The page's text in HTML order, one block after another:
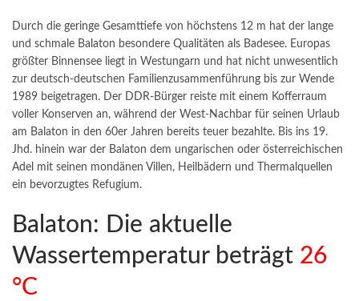
Durch die geringe Gesamttiefe von höchstens 12 m hat der lange
und schmale Balaton besondere Qualitäten als Badesee. Europas
größter Binnensee liegt in Westungarn und hat nicht unwesentlich
zur deutsch-deutschen Familienzusammenführung bis zur Wende
1989 beigetragen. Der DDR-Bürger reiste mit einem Kofferraum
voller Konserven an, während der West-Nachbar für seinen Urlaub
am Balaton in den 60er Jahren bereits teuer bezahlte. Bis ins 19.
Jhd. hinein war der Balaton dem ungarischen oder österreichischen
Adel mit seinen mondänen Villen, Heilbädern und Thermalquellen
ein bevorzugtes Refugium.
Balaton: Die aktuelle
Wassertemperatur beträgt 26
°C